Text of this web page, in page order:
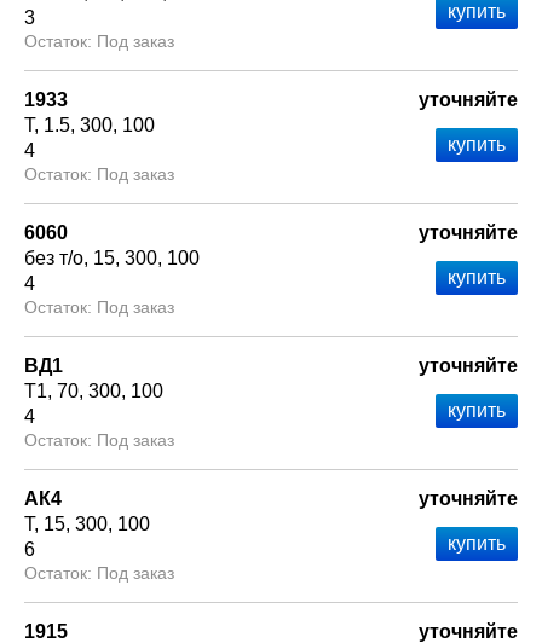
3
Под заказ
1933
Т 1.5 300 100
4
Под заказ
уточняйте
6060
без т/о 15 300 100
4
Под заказ
уточняйте
ВД1
Т1 70 300 100
4
Под заказ
уточняйте
АК4
Т 15 300 100
6
Под заказ
уточняйте
1915
уточняйте